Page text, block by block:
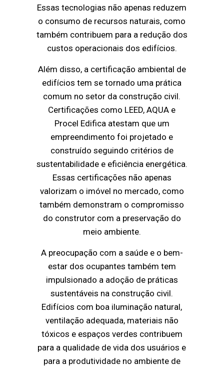
Essas tecnologias não apenas reduzem
o consumo de recursos naturais, como
também contribuem para a redução dos
custos operacionais dos edifícios.
Além disso, a certificação ambiental de
edifícios tem se tornado uma prática
comum no setor da construção civil.
Certificações como LEED, AQUA e
Procel Edifica atestam que um
empreendimento foi projetado e
construído seguindo critérios de
sustentabilidade e eficiência energética.
Essas certificações não apenas
valorizam o imóvel no mercado, como
também demonstram o compromisso
do construtor com a preservação do
meio ambiente.
A preocupação com a saúde e o bem-
estar dos ocupantes também tem
impulsionado a adoção de práticas
sustentáveis na construção civil.
Edifícios com boa iluminação natural,
ventilação adequada, materiais não
tóxicos e espaços verdes contribuem
para a qualidade de vida dos usuários e
para a produtividade no ambiente de